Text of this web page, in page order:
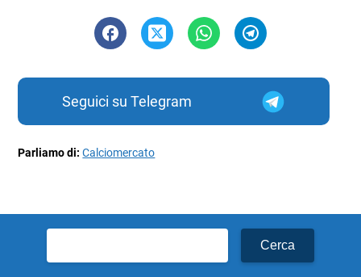
Seguici su Telegram
Parliamo di:Calciomercato
per: